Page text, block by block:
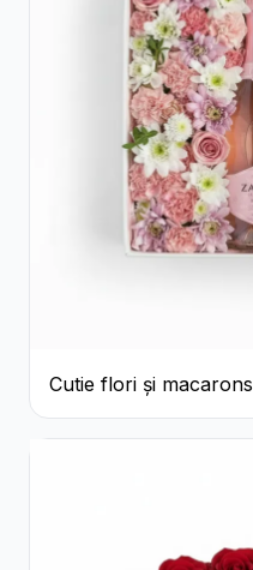
Cutie flori și macarons